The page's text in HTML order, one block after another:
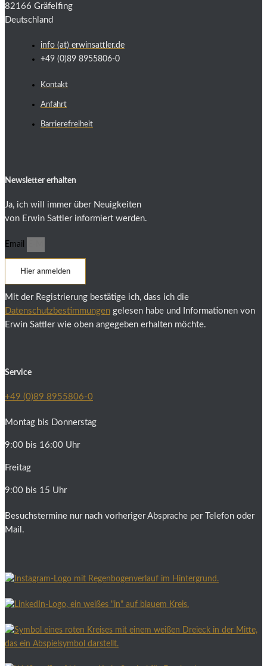
82166 Gräfelfing
Deutschland
info (at) erwinsattler.de
+49 (0)89 8955806-0
Kontakt
Anfahrt
Barrierefreiheit
Newsletter erhalten
Ja, ich will immer über Neuigkeiten
von Erwin Sattler informiert werden.
Email
Hier anmelden
Mit der Registrierung bestätige ich, dass ich die
Datenschutzbestimmungen gelesen habe und Informationen von
Erwin Sattler wie oben angegeben erhalten möchte.
Service
+49 (0)89 8955806-0
Montag bis Donnerstag
9:00 bis 16:00 Uhr
Freitag
9:00 bis 15 Uhr
Besuchstermine nur nach vorheriger Absprache per Telefon oder
Mail.